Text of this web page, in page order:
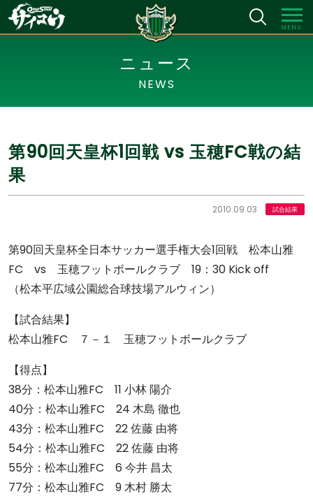
MENU
ニュース
NEWS
第90回天皇杯1回戦 vs 玉穂FC戦の結
果
2010.09.03 試合結果
第90回天皇杯全日本サッカー選手権大会1回戦 松本山雅
FC vs 玉穂フットボールクラブ 19：30 Kick off
（松本平広域公園総合球技場アルウィン）
【試合結果】
松本山雅FC ７－１ 玉穂フットボールクラブ
【得点】
38分：松本山雅FC 11 小林 陽介
40分：松本山雅FC 24 木島 徹也
43分：松本山雅FC 22 佐藤 由将
54分：松本山雅FC 22 佐藤 由将
55分：松本山雅FC 6 今井 昌太
77分：松本山雅FC 9 木村 勝太